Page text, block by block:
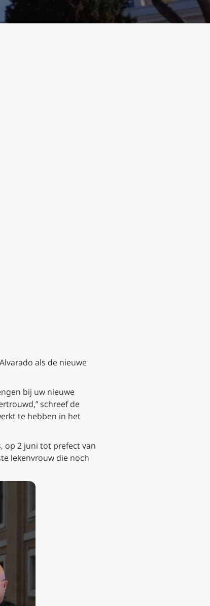
als de nieuwe
bij uw nieuwe
schreef de
te hebben in het
op 2 juni tot prefect van
lekenvrouw die noch